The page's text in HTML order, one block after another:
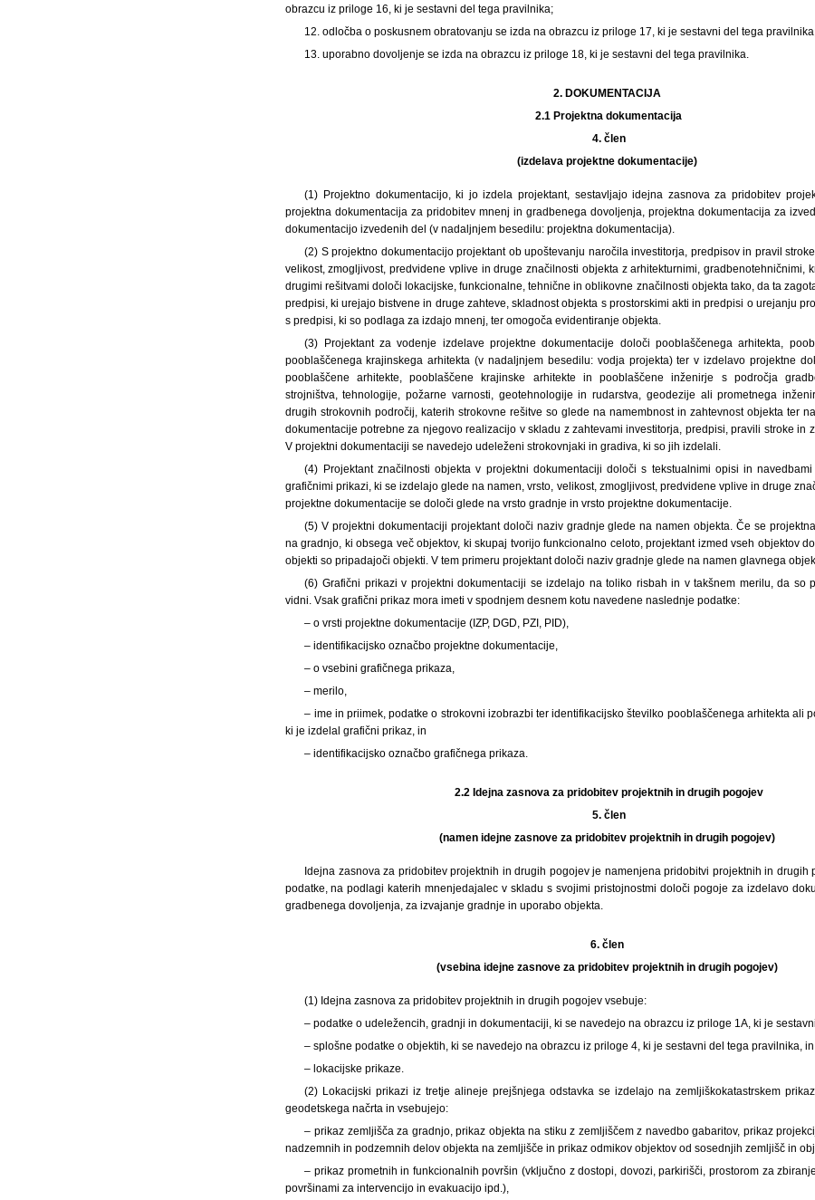
obrazcu iz priloge 16, ki je sestavni del tega pravilnika;
12. odločba o poskusnem obratovanju se izda na obrazcu iz priloge 17, ki je sestavni del tega
13. uporabno dovoljenje se izda na obrazcu iz priloge 18, ki je sestavni del tega pravilnika.
2. DOKUMENTACIJA
2.1 Projektna dokumentacija
4. člen
(izdelava projektne dokumentacije)
(1) Projektno dokumentacijo, ki jo izdela projektant, sestavljajo idejna zasnova za pridobitev
projektna dokumentacija za pridobitev mnenj in gradbenega dovoljenja, projektna dokumentacija za
dokumentacijo izvedenih del (v nadaljnjem besedilu: projektna dokumentacija).
(2) S projektno dokumentacijo projektant ob upoštevanju naročila investitorja, predpisov in pravil
velikost, zmogljivost, predvidene vplive in druge značilnosti objekta z arhitekturnimi, gradbenotehničnimi,
drugimi rešitvami določi lokacijske, funkcionalne, tehnične in oblikovne značilnosti objekta tako, da ta
predpisi, ki urejajo bistvene in druge zahteve, skladnost objekta s prostorskimi akti in predpisi o urejanju
s predpisi, ki so podlaga za izdajo mnenj, ter omogoča evidentiranje objekta.
(3) Projektant za vodenje izdelave projektne dokumentacije določi pooblaščenega arhitekta,
pooblaščenega krajinskega arhitekta (v nadaljnjem besedilu: vodja projekta) ter v izdelavo projektne
pooblaščene arhitekte, pooblaščene krajinske arhitekte in pooblaščene inženirje s področja
strojništva, tehnologije, požarne varnosti, geotehnologije in rudarstva, geodezije ali prometnega
drugih strokovnih področij, katerih strokovne rešitve so glede na namembnost in zahtevnost objekta ter
dokumentacije potrebne za njegovo realizacijo v skladu z zahtevami investitorja, predpisi, pravili stroke in
V projektni dokumentaciji se navedejo udeleženi strokovnjaki in gradiva, ki so jih izdelali.
(4) Projektant značilnosti objekta v projektni dokumentaciji določi s tekstualnimi opisi in
grafičnimi prikazi, ki se izdelajo glede na namen, vrsto, velikost, zmogljivost, predvidene vplive in druge
projektne dokumentacije se določi glede na vrsto gradnje in vrsto projektne dokumentacije.
(5) V projektni dokumentaciji projektant določi naziv gradnje glede na namen objekta. Če se
na gradnjo, ki obsega več objektov, ki skupaj tvorijo funkcionalno celoto, projektant izmed vseh objektov
objekti so pripadajoči objekti. V tem primeru projektant določi naziv gradnje glede na namen glavnega
(6) Grafični prikazi v projektni dokumentaciji se izdelajo na toliko risbah in v takšnem merilu, da so
vidni. Vsak grafični prikaz mora imeti v spodnjem desnem kotu navedene naslednje podatke:
– o vrsti projektne dokumentacije (IZP, DGD, PZI, PID),
– identifikacijsko označbo projektne dokumentacije,
– o vsebini grafičnega prikaza,
– merilo,
– ime in priimek, podatke o strokovni izobrazbi ter identifikacijsko številko pooblaščenega arhitekta ali
ki je izdelal grafični prikaz, in
– identifikacijsko označbo grafičnega prikaza.
2.2 Idejna zasnova za pridobitev projektnih in drugih pogojev
5. člen
(namen idejne zasnove za pridobitev projektnih in drugih pogojev)
Idejna zasnova za pridobitev projektnih in drugih pogojev je namenjena pridobitvi projektnih in drugih
podatke, na podlagi katerih mnenjedajalec v skladu s svojimi pristojnostmi določi pogoje za izdelavo
gradbenega dovoljenja, za izvajanje gradnje in uporabo objekta.
6. člen
(vsebina idejne zasnove za pridobitev projektnih in drugih pogojev)
(1) Idejna zasnova za pridobitev projektnih in drugih pogojev vsebuje:
– podatke o udeležencih, gradnji in dokumentaciji, ki se navedejo na obrazcu iz priloge 1A, ki je
– splošne podatke o objektih, ki se navedejo na obrazcu iz priloge 4, ki je sestavni del tega pravilnika, in
– lokacijske prikaze.
(2) Lokacijski prikazi iz tretje alineje prejšnjega odstavka se izdelajo na zemljiškokatastrskem
geodetskega načrta in vsebujejo:
– prikaz zemljišča za gradnjo, prikaz objekta na stiku z zemljiščem z navedbo gabaritov, prikaz
nadzemnih in podzemnih delov objekta na zemljišče in prikaz odmikov objektov od sosednjih zemljišč in
– prikaz prometnih in funkcionalnih površin (vključno z dostopi, dovozi, parkirišči, prostorom za
površinami za intervencijo in evakuacijo ipd.),